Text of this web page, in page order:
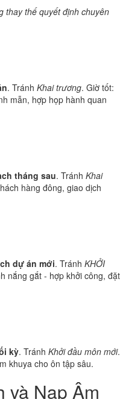
thay thế quyết định chuyên
. Tránh Khai trương. Giờ tốt:
mẫn, hợp họp hành quan
tháng sau. Tránh Khai
hàng đông, giao dịch
dự án mới. Tránh KHỞI
nắng gắt - hợp khởi công, đặt
kỳ. Tránh Khởi đầu môn mới.
khuya cho ôn tập sâu.
và Nạp Âm